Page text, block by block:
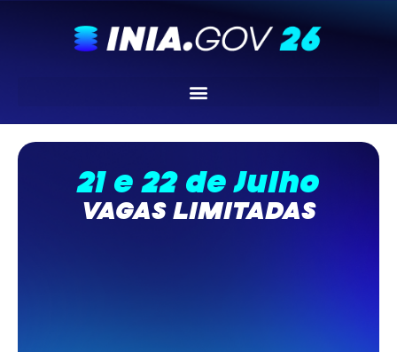
21 e 22 de Julho
VAGAS LIMITADAS